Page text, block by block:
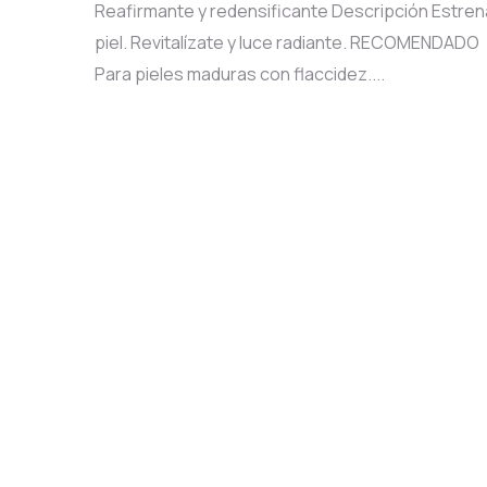
Reafirmante y redensificante Descripción
piel. Revitalízate y luce radiante. RECOMENDADO
Para pieles maduras con flaccidez....